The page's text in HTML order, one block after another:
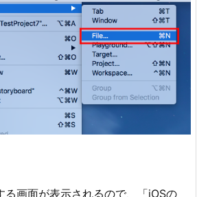
る画面が表示されるので、「iOSの